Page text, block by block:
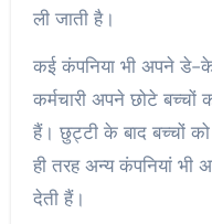
ली जाती है।
कई कंपनिया भी अपने डे-
कर्मचारी अपने छोटे
हैं। छुट्टी के बाद बच्चों
ही तरह अन्य कंपनियां भी
देती हैं।